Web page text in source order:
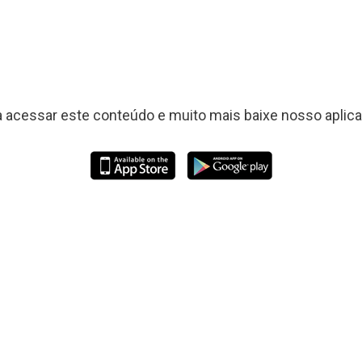
acessar este conteúdo e muito mais baixe nosso